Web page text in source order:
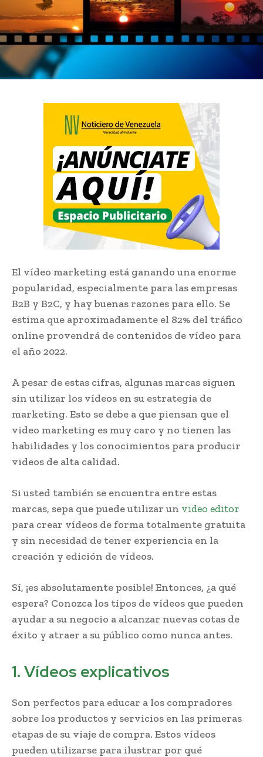
El vídeo marketing está ganando una enorme
popularidad, especialmente para las empresas
B2B y B2C, y hay buenas razones para ello. Se
estima que aproximadamente el 82% del tráfico
online provendrá de contenidos de vídeo para
el año 2022.
A pesar de estas cifras, algunas marcas siguen
sin utilizar los vídeos en su estrategia de
marketing. Esto se debe a que piensan que el
video marketing es muy caro y no tienen las
habilidades y los conocimientos para producir
videos de alta calidad.
Si usted también se encuentra entre estas
marcas, sepa que puede utilizar un video editor
para crear vídeos de forma totalmente gratuita
y sin necesidad de tener experiencia en la
creación y edición de vídeos.
Sí, ¡es absolutamente posible! Entonces, ¿a qué
espera? Conozca los tipos de vídeos que pueden
ayudar a su negocio a alcanzar nuevas cotas de
éxito y atraer a su público como nunca antes.
1. Vídeos explicativos
Son perfectos para educar a los compradores
sobre los productos y servicios en las primeras
etapas de su viaje de compra. Estos vídeos
pueden utilizarse para ilustrar por qué